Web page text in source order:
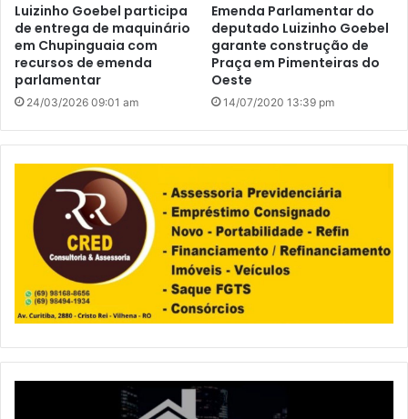
Luizinho Goebel participa
de entrega de maquinário
em Chupinguaia com
recursos de emenda
parlamentar
24/03/2026 09:01 am
Emenda Parlamentar do
deputado Luizinho Goebel
garante construção de
Praça em Pimenteiras do
Oeste
14/07/2020 13:39 pm